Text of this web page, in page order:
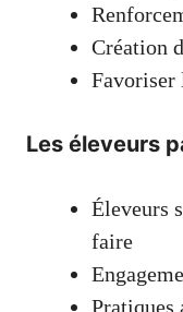
Création
Favoriser
Les éleveurs
Éleveurs
faire
Pratiques